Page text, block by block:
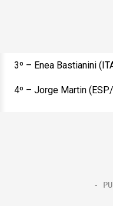
3º – Enea Bastianini
4º – Jorge Martin